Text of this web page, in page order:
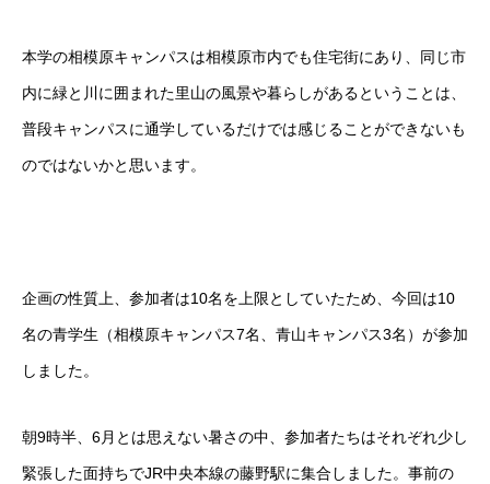
本学の相模原キャンパスは相模原市内でも住宅街にあり、同じ市
内に緑と川に囲まれた里山の風景や暮らしがあるということは、
普段キャンパスに通学しているだけでは感じることができないも
のではないかと思います。
企画の性質上、参加者は10名を上限としていたため、今回は10
名の青学生（相模原キャンパス7名、青山キャンパス3名）が参加
しました。
朝9時半、6月とは思えない暑さの中、参加者たちはそれぞれ少し
緊張した面持ちでJR中央本線の藤野駅に集合しました。事前の